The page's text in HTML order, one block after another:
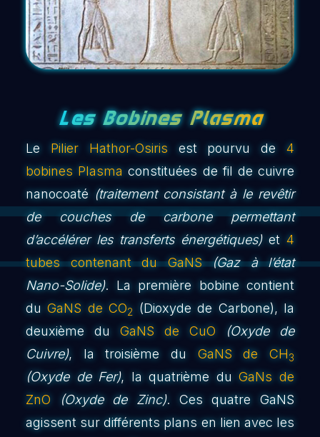
Les Bobines Plasma
Le Pilier Hathor-Osiris est pourvu de 4
bobines Plasma constituées de fil de cuivre
nanocoaté (traitement consistant à le revêtir
de couches de carbone permettant
d’accélérer les transferts énergétiques)et 4
tubes contenant du GaNS
(Gaz à l’état
Nano-Solide). La première bobine contient
duGaNS de CO2
(Dioxyde de Carbone), la
deuxième du GaNS de CuO
(Oxyde de
Cuivre), la troisième du GaNS de CH3
(Oxyde de Fer), la quatrième duGaNs de
ZnO
(Oxyde de Zinc). Ces quatre GaNS
agissent sur différents plans en lien avec les